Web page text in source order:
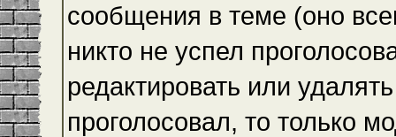
сообщения в теме (оно
никто не успел
редактировать или
проголосовал, то только